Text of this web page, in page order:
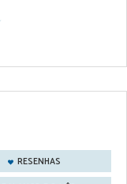
RESENHAS